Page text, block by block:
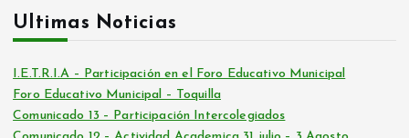
Ultimas Noticias
I.E.T.R.I.A – Participación en el Foro Educativo Municipal
Foro Educativo Municipal – Toquilla
Comunicado 13 – Participación Intercolegiados